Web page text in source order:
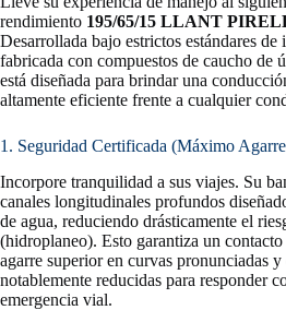
rendimiento 195/65/15 LLANT
Desarrollada bajo estrictos estándares
fabricada con compuestos de caucho de
está diseñada para brindar una
altamente eficiente frente a cualquier
1. Seguridad Certificada (Máximo
Incorpore tranquilidad a sus viajes. Su
canales longitudinales profundos
de agua, reduciendo drásticamente el
(hidroplaneo). Esto garantiza un
agarre superior en curvas pronunciadas
notablemente reducidas para responder
emergencia vial.